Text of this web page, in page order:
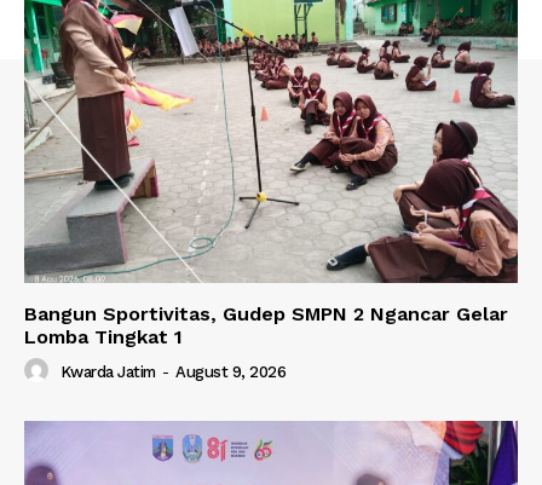
Bangun Sportivitas, Gudep SMPN 2 Ngancar Gelar
Lomba Tingkat 1
Kwarda Jatim - August 9, 2026